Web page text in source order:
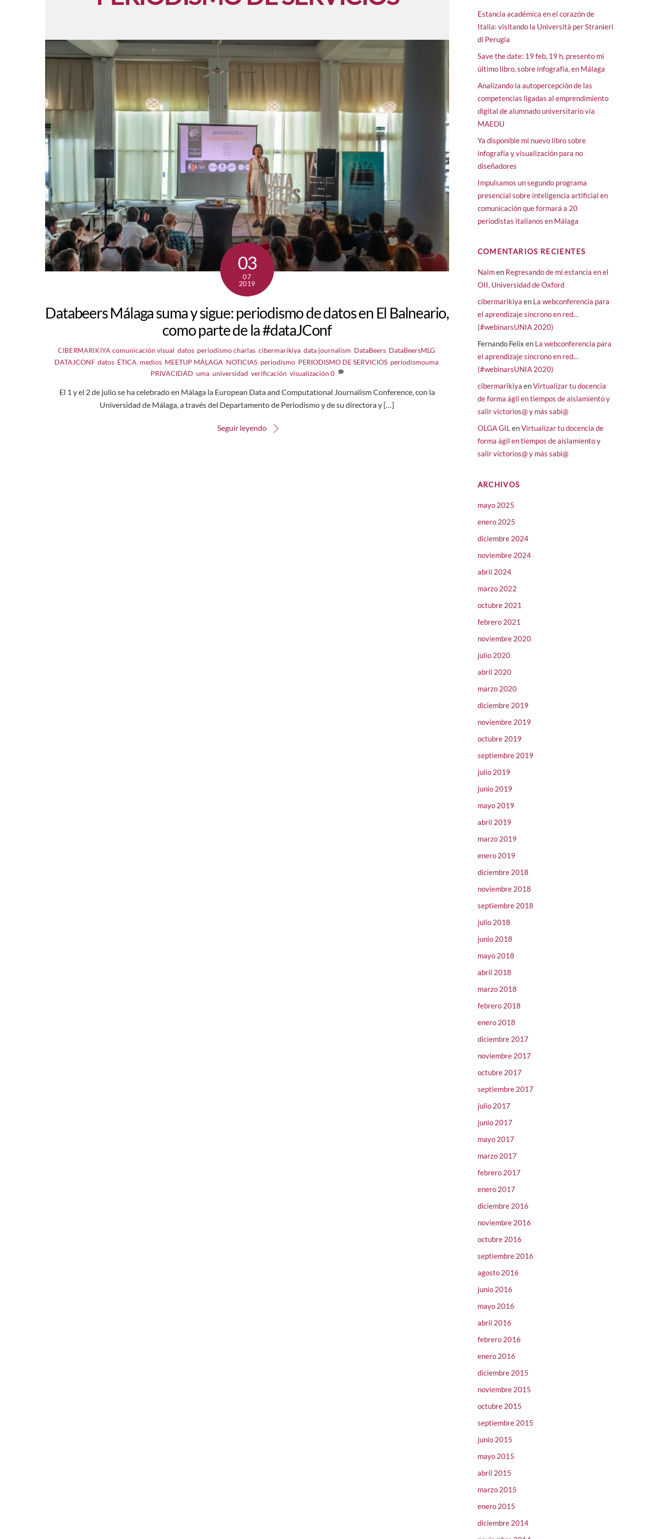
03
07
2019
Databeers Málaga suma y sigue: periodismo de datos en El Balneario,
como parte de la #dataJConf
CIBERMARIKIYA comunicación visual datos, periodismo charlas, cibermarikiya, data journalism DataBeers, DataBeersMLG,
DATAJCONF, datos, ÉTICA medios, MEETUP MÁLAGA NOTICIAS, periodismo, PERIODISMO DE SERVICIOS, periodismouma,
PRIVACIDAD uma, universidad verificación visualización 0
El 1 y el 2 de julio se ha celebrado en Málaga la European Data and Computational Journalism Conference, con la
Universidad de Málaga, a través del Departamento de Periodismo y de su directora y […]
Seguir leyendo
Estancia académica en el corazón de
Italia: visitando la Università per Stranieri
di Perugia
Save the date: 19 feb, 19 h, presento mi
último libro, sobre infografía, en Málaga
Analizando la autopercepción de las
competencias ligadas al emprendimiento
digital de alumnado universitario vía
MAEDU
Ya disponible mi nuevo libro sobre
infografía y visualización para no
diseñadores
Impulsamos un segundo programa
presencial sobre inteligencia artificial en
comunicación que formará a 20
periodistas italianos en Málaga
COMENTARIOS RECIENTES
Naimen Regresando de mi estancia en el
OII, Universidad de Oxford
cibermarikiya en La webconferencia para
el aprendizaje síncrono en red…
(#webinarsUNIA 2020)
Fernando Felix en La webconferencia para
el aprendizaje síncrono en red…
(#webinarsUNIA 2020)
cibermarikiya enVirtualizar tu docencia
de forma ágil en tiempos de aislamiento y
salir victorios@ y más sabi@
OLGA GILenVirtualizar tu docencia de
forma ágil en tiempos de aislamiento y
salir victorios@ y más sabi@
ARCHIVOS
mayo 2025
enero 2025
diciembre 2024
noviembre 2024
abril 2024
marzo 2022
octubre 2021
febrero 2021
noviembre 2020
julio 2020
abril 2020
marzo 2020
diciembre 2019
noviembre 2019
octubre 2019
septiembre 2019
julio 2019
junio 2019
mayo 2019
abril 2019
marzo 2019
enero 2019
diciembre 2018
noviembre 2018
septiembre 2018
julio 2018
junio 2018
mayo 2018
abril 2018
marzo 2018
febrero 2018
enero 2018
diciembre 2017
noviembre 2017
octubre 2017
septiembre 2017
julio 2017
junio 2017
mayo 2017
marzo 2017
febrero 2017
enero 2017
diciembre 2016
noviembre 2016
octubre 2016
septiembre 2016
agosto 2016
junio 2016
mayo 2016
abril 2016
febrero 2016
enero 2016
diciembre 2015
noviembre 2015
octubre 2015
septiembre 2015
junio 2015
mayo 2015
abril 2015
marzo 2015
enero 2015
diciembre 2014